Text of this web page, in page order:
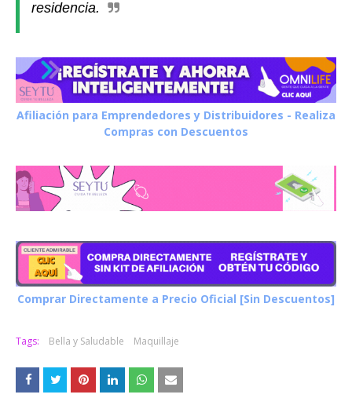
residencia.
Afiliación para Emprendedores y Distribuidores - Realiza
Compras con Descuentos
Comprar Directamente a Precio Oficial [Sin Descuentos]
Tags: Bella y Saludable Maquillaje